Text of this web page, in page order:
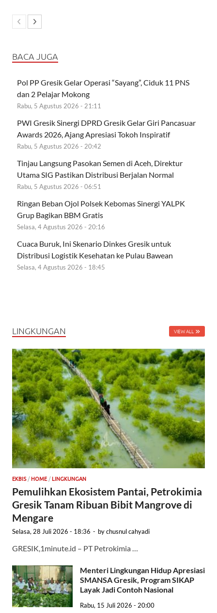
BACA JUGA
Pol PP Gresik Gelar Operasi “Sayang”, Ciduk 11 PNS
dan 2 Pelajar Mokong
Rabu, 5 Agustus 2026 - 21:11
PWI Gresik Sinergi DPRD Gresik Gelar Giri Pancasuar
Awards 2026, Ajang Apresiasi Tokoh Inspiratif
Rabu, 5 Agustus 2026 - 20:42
Tinjau Langsung Pasokan Semen di Aceh, Direktur
Utama SIG Pastikan Distribusi Berjalan Normal
Rabu, 5 Agustus 2026 - 06:51
Ringan Beban Ojol Polsek Kebomas Sinergi YALPK
Grup Bagikan BBM Gratis
Selasa, 4 Agustus 2026 - 20:16
Cuaca Buruk, Ini Skenario Dinkes Gresik untuk
Distribusi Logistik Kesehatan ke Pulau Bawean
Selasa, 4 Agustus 2026 - 18:45
LINGKUNGAN VIEW ALL
EKBIS/ HOME / LINGKUNGAN
Pemulihkan Ekosistem Pantai, Petrokimia
Gresik Tanam Ribuan Bibit Mangrove di
Mengare
Selasa, 28 Juli 2026 - 18:36 - bychusnul cahyadi
GRESIK,1minute.id – PT Petrokimia …
Menteri Lingkungan Hidup Apresiasi
SMANSA Gresik, Program SIKAP
Layak Jadi Contoh Nasional
Rabu, 15 Juli 2026 - 20:00